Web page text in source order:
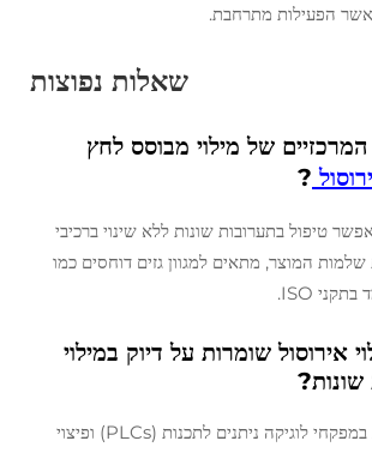
הפעילות מתרחבת.
שאלות נפוצות
של מילוי מבוסס לחץ
?
טיפול בתערובות שונות ללא שינוי ברכיבי
המוצר, מתאים למגוון גזים דוחסים כמו
אירוסול שומרות על דיוק במילוי
שונות?
המכונות משתמשות במפקחי לוגיקה ניתנים לתכנות (PLCs) ופיצוי